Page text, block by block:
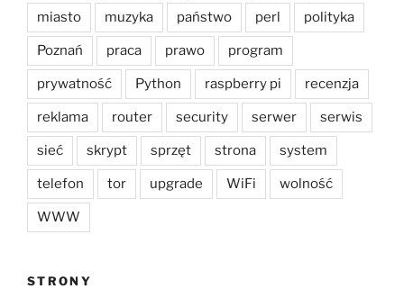
miasto muzyka państwo perl polityka
Poznań praca prawo program
prywatność Python raspberry pi recenzja
reklama router security serwer serwis
sieć skrypt sprzęt strona system
telefon tor upgrade WiFi wolność
WWW
STRONY